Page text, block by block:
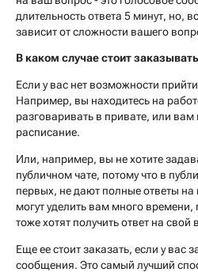
длительность ответа 5 минут, но,
зависит от сложности вашего
В каком случае стоит заказывать
Если у вас нет возможности
Например, вы находитесь на
разговаривать в привате, или вам
расписание.
Или, например, вы не хотите
публичном чате, потому что в
первых, не дают полные ответы
могут уделить вам много времени,
тоже хотят получить ответ на свой
Еще ее стоит заказать, если у вас
сообщения. Это самый лучший